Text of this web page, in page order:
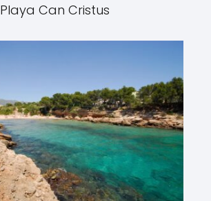
Playa Can Cristus